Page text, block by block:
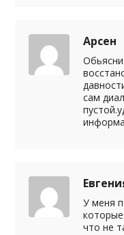
Арсен
сам
У меня
что не